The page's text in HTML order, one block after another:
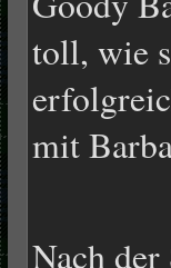
toll, wie
mit
Nach der